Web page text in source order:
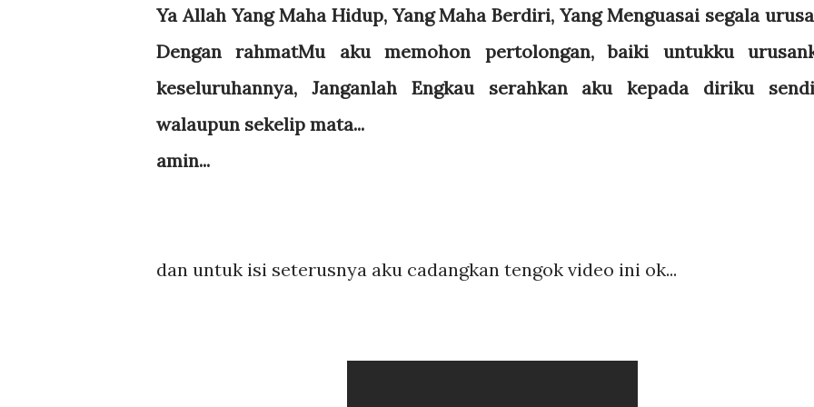
Ya Allah Yang Maha Hidup, Yang Maha Berdiri, Yang Menguasai segala
Dengan rahmatMu aku memohon pertolongan, baiki untukku
keseluruhannya, Janganlah Engkau serahkan aku kepada diriku
walaupun sekelip mata...
amin...
dan untuk isi seterusnya aku cadangkan tengok video ini ok...